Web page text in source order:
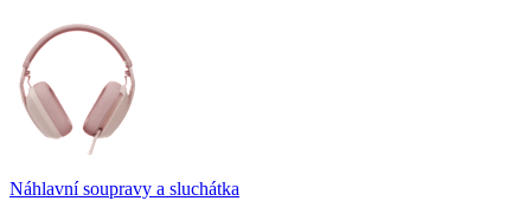
Náhlavní soupravy a sluchátka